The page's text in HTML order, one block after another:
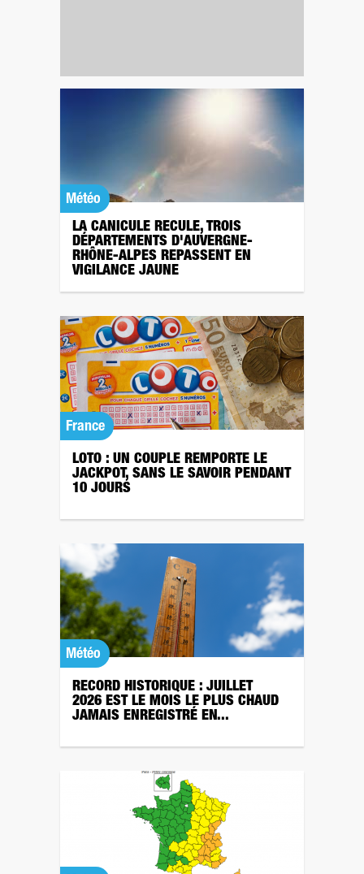
Météo
LA CANICULE RECULE, TROIS
DÉPARTEMENTS D'AUVERGNE-
RHÔNE-ALPES REPASSENT EN
VIGILANCE JAUNE
France
LOTO : UN COUPLE REMPORTE LE
JACKPOT, SANS LE SAVOIR PENDANT
10 JOURS
Météo
RECORD HISTORIQUE : JUILLET
2026 EST LE MOIS LE PLUS CHAUD
JAMAIS ENREGISTRÉ EN...